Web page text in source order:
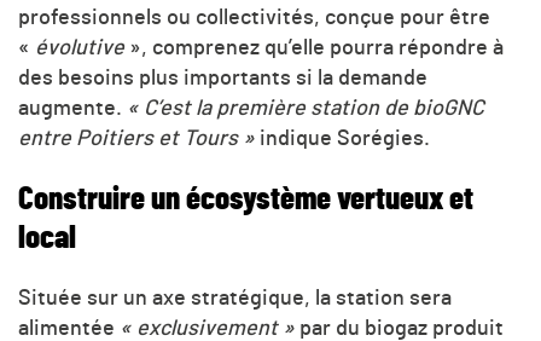
professionnels ou collectivités, conçue pour être
« évolutive », comprenez qu’elle pourra répondre à
des besoins plus importants si la demande
augmente. « C’est la première station de bioGNC
entre Poitiers et Tours » indique Sorégies.
Construire un écosystème vertueux et
local
Située sur un axe stratégique, la station sera
alimentée « exclusivement » par du biogaz produit